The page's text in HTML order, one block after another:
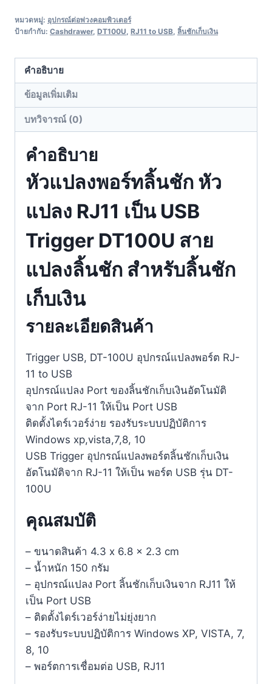
ลิ้น
หัว
แปลง
RJ11
เป็น
USB
DT100U
สาย
แปลง
สำหรับ
เงิน
ชิ้น
หมวดหมู่: อุปกรณ์ต่อพ่วงคอมพิวเตอร์
ป้ายกำกับ: Cashdrawer, DT100U, RJ11 to USB, ลิ้นชักเก็บเงิน
คำอธิบาย
ข้อมูลเพิ่มเติม
บทวิจารณ์ (0)
คำอธิบาย
หัวแปลงพอร์ทลิ้นชัก หัว
แปลง RJ11 เป็น USB
Trigger DT100U สาย
แปลงลิ้นชัก สำหรับลิ้นชัก
เก็บเงิน
รายละเอียดสินค้า
Trigger USB, DT-100U อุปกรณ์แปลงพอร์ต RJ-
11 to USB
อุปกรณ์แปลง Port ของลิ้นชักเก็บเงินอัตโนมัติ
จาก Port RJ-11 ให้เป็น Port USB
ติดตั้งไดร์เวอร์ง่าย รองรับระบบปฏิบัติการ
Windows xp,vista,7,8, 10
USB Trigger อุปกรณ์แปลงพอร์ตลิ้นชักเก็บเงิน
อัตโนมัติจาก RJ-11 ให้เป็น พอร์ต USB รุ่น DT-
100U
คุณสมบัติ
– ขนาดสินค้า 4.3 x 6.8 x 2.3 cm
– น้ำหนัก 150 กรัม
– อุปกรณ์แปลง Port ลิ้นชักเก็บเงินจาก RJ11 ให้
เป็น Port USB
– ติดตั้งไดร์เวอร์ง่ายไม่ยุ่งยาก
– รองรับระบบปฏิบัติการ Windows XP, VISTA, 7,
8, 10
– พอร์ตการเชื่อมต่อ USB, RJ11